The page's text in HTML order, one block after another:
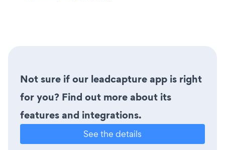
Not sure if our leadcapture app is right
for you? Find out more about its
features and integrations.
See the details